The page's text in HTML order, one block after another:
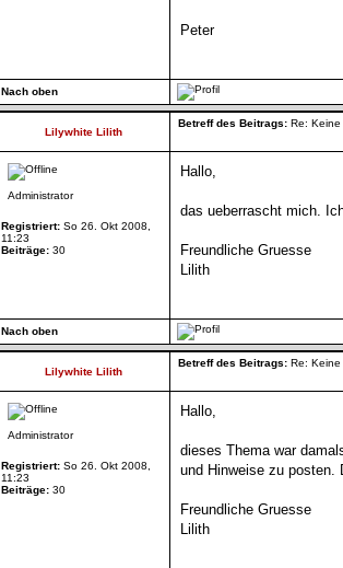
Peter
Nach oben
Lilywhite Lilith
Betreff des Beitrags: Re:
Administrator
Registriert: So 26. Okt 2008,
11:23
Beiträge: 30
Hallo,
das ueberrascht mich.
Freundliche Gruesse
Lilith
Nach oben
Lilywhite Lilith
Betreff des Beitrags: Re:
Administrator
Registriert: So 26. Okt 2008,
11:23
Beiträge: 30
Hallo,
dieses Thema war
und Hinweise zu posten.
Freundliche Gruesse
Lilith